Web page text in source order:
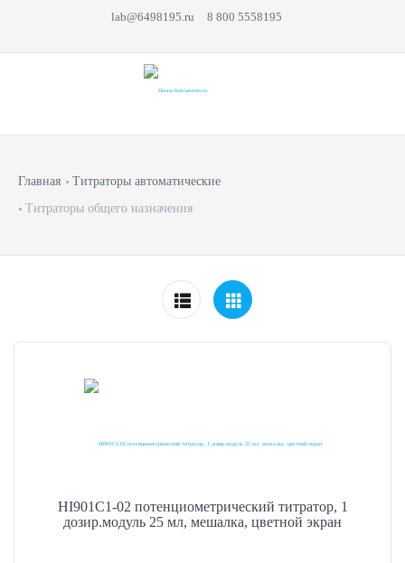
lab@6498195.ru 8 800 5558195
Главная
Титраторы автоматические
Титраторы общего назначения
HI901C1-02 потенциометрический титратор, 1
дозир.модуль 25 мл, мешалка, цветной экран